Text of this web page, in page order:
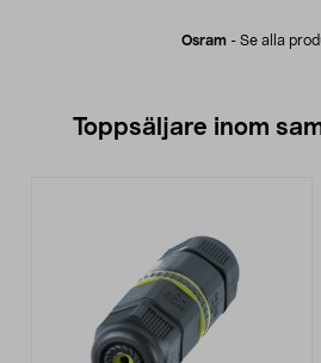
Osram- Se alla
Toppsäljare inom